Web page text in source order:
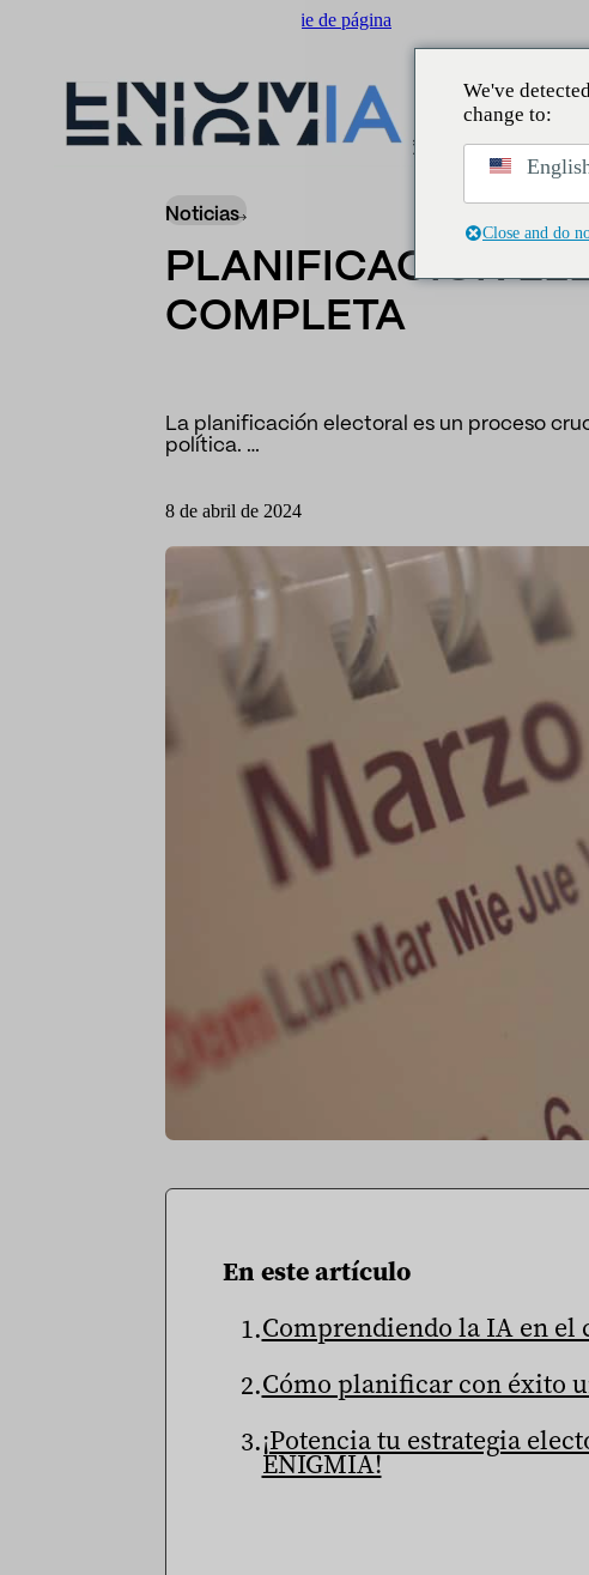
Saltar al pie de página
Insider Noticias/Planificación electoral con IA:
Noticias
PLANIFICACIÓN
COMPLETA
La planificación electoral es un proceso
política. …
8 de abril de 2024
En este artículo
Comprendiendo la IA en el
Cómo planificar con éxito
¡Potencia tu estrategia
ENIGMIA!
We've
change to:
Close and do